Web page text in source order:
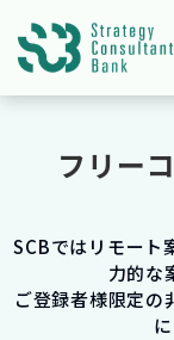
フリー
SCBではリモート
力的な
ご登録者様限定の